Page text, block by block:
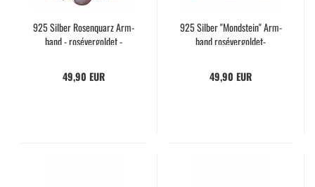
925 Sil­ber Ro­sen­quarz Arm­
band - roséver­gol­det -
49,90 EUR
925 Sil­ber "Mond­stein" Arm­
band rosévergoldet-​​
49,90 EUR